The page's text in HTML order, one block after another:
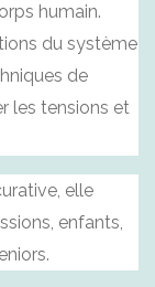
humain.
du système
de
les tensions et
elle
enfants,